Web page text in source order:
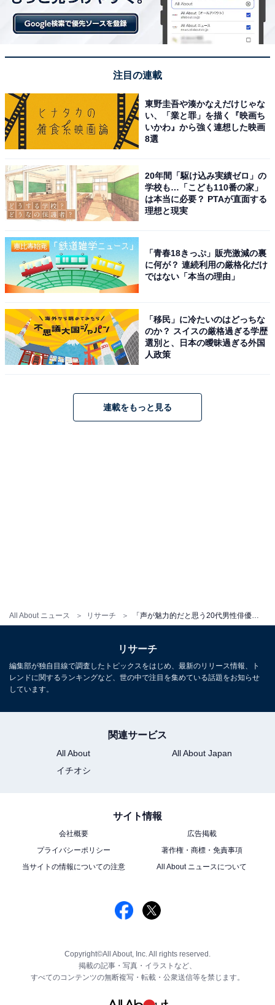
All About ニュース リサーチ 「声が魅力的だと思う20代男性俳優」ランキング！ Snow Man「目黒蓮」を僅差で抑えた1位は？
注目の連載
東野圭吾や湊かなえだけじゃな
い、「業と罪」を描く『映画ち
いかわ』から強く連想した映画
8選
20年間「駆け込み実績ゼロ」の
学校も…「こども110番の家」
は本当に必要？ PTAが直面する
理想と現実
「青春18きっぷ」販売激減の裏
に何が？ 連続利用の厳格化だけ
ではない「本当の理由」
「移民」に冷たいのはどっちな
のか？ スイスの厳格過ぎる学歴
選別と、日本の曖昧過ぎる外国
人政策
連載をもっと見る
リサーチ
編集部が独自目線で調査したトピックスをはじめ、最新のリリース情報、ト
レンドに関するランキングなど、世の中で注目を集めている話題をお知らせ
しています。
関連サービス
All About
All About Japan
イチオシ
サイト情報
会社概要
広告掲載
プライバシーポリシー
著作権・商標・免責事項
当サイトの情報についての注意
All About ニュースについて
Copyright©All About, Inc. All rights reserved.
掲載の記事・写真・イラストなど、
すべてのコンテンツの無断複写・転載・公衆送信等を禁じます。